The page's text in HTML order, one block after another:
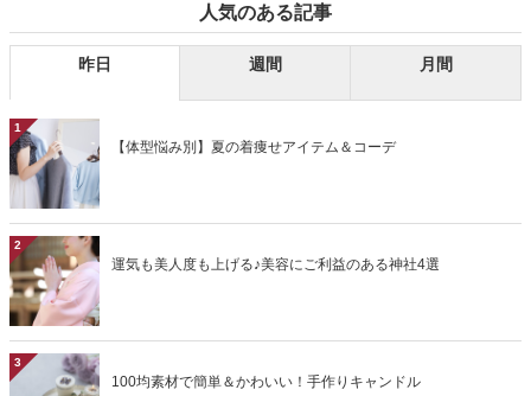
人気のある記事
昨日 週間 月間
1
【体型悩み別】夏の着痩せアイテム＆コーデ
2
運気も美人度も上げる♪美容にご利益のある神社4選
3
100均素材で簡単＆かわいい！手作りキャンドル